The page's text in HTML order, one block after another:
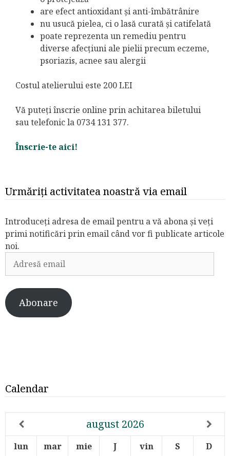
are efect antioxidant și anti-îmbătrânire
nu usucă pielea, ci o lasă curată și catifelată
poate reprezenta un remediu pentru
diverse afecțiuni ale pielii precum eczeme,
psoriazis, acnee sau alergii
Costul atelierului este 200 LEI
Vă puteți înscrie online prin achitarea biletului
sau telefonic la 0734 131 377.
Înscrie-te aici!
Urmăriți activitatea noastră via email
Introduceți adresa de email pentru a vă abona și veți
primi notificări prin email când vor fi publicate articole
noi.
Adresă
email
Abonare
Calendar
august 2026
lun mar mie J vin S
D